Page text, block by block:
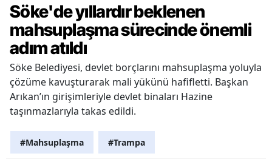
Söke'de yıllardır beklenen
mahsuplaşma sürecinde önemli
adım atıldı
Söke Belediyesi, devlet borçlarını mahsuplaşma yoluyla
çözüme kavuşturarak mali yükünü hafifletti. Başkan
Arıkan’ın girişimleriyle devlet binaları Hazine
taşınmazlarıyla takas edildi.
#Mahsuplaşma #Trampa